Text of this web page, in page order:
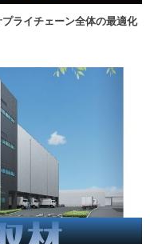
ライチェーン全体の最適化